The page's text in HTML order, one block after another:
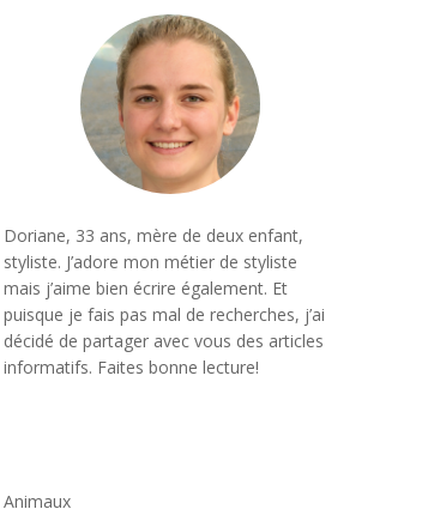
Doriane, 33 ans, mère de deux enfant,
styliste. J’adore mon métier de styliste
mais j’aime bien écrire également. Et
puisque je fais pas mal de recherches, j’ai
décidé de partager avec vous des articles
informatifs. Faites bonne lecture!
Animaux